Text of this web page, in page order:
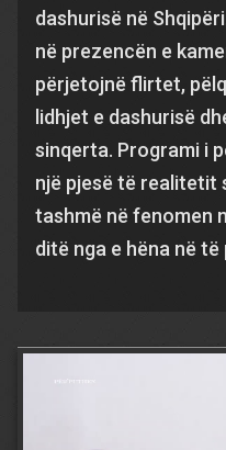
dashurisë në
në prezencën e
përjetojnë flirtet,
lidhjet e dashurisë
sinqerta. Programi i
një pjesë të realitetit
tashmë në fenomen
ditë nga e hëna në